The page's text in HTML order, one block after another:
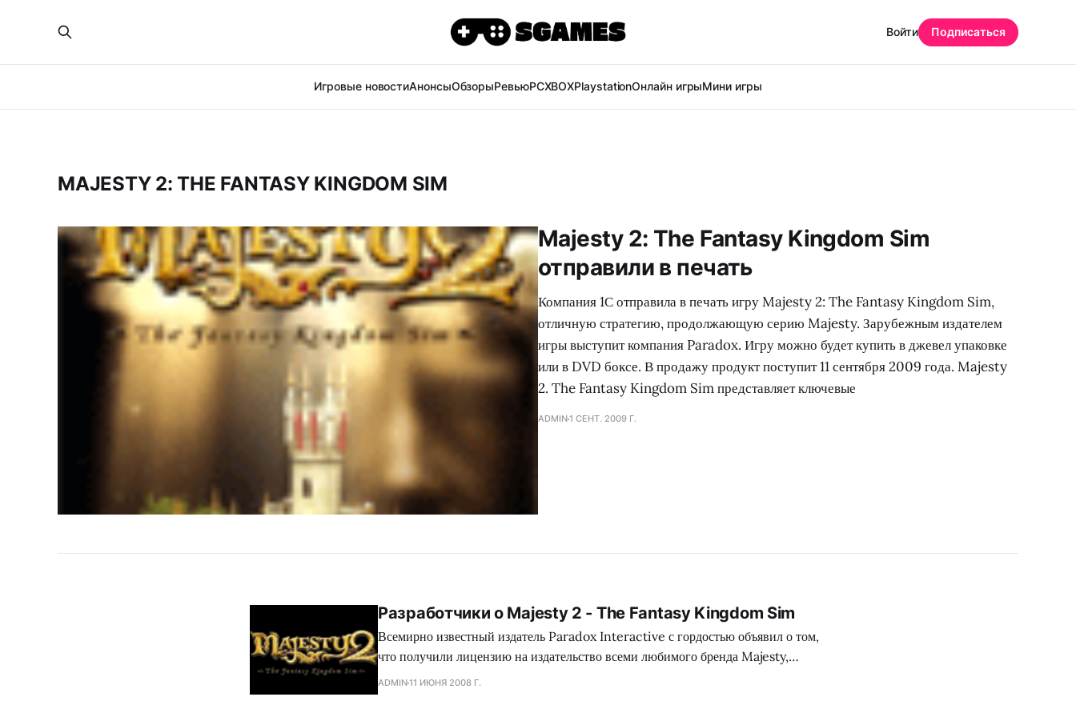
Игровые новостиАнонсыОбзорыРевьюPCXBOXPlaystationОнлайн игрыМини игры
Войти Подписаться
MAJESTY 2: THE FANTASY KINGDOM SIM
Majesty 2: The Fantasy Kingdom Sim
отправили в печать
Компания 1С отправила в печать игру Majesty 2: The Fantasy Kingdom Sim,
отличную стратегию, продолжающую серию Majesty. Зарубежным издателем
игры выступит компания Paradox. Игру можно будет купить в джевел упаковке
или в DVD боксе. В продажу продукт поступит 11 сентября 2009 года. Majesty
2. The Fantasy Kingdom Sim представляет ключевые
ADMIN1 СЕНТ. 2009 Г.
Разработчики о Majesty 2 - The Fantasy Kingdom Sim
Всемирно известный издатель Paradox Interactive с гордостью объявил о том,
что получили лицензию на издательство всеми любимого бренда Majesty,
продолжения известной игры, теперь переросшего в сиквел, чтобы издать его в
ADMIN11 ИЮНЯ 2008 Г.